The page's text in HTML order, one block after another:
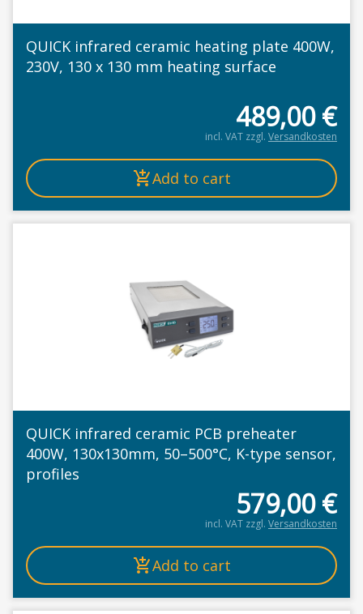
QUICK infrared ceramic heating plate 400W,
230V, 130 x 130 mm heating surface
489,00€
incl. VAT zzgl. Versandkosten
Add to cart
QUICK infrared ceramic PCB preheater
400W, 130x130mm, 50–500°C, K-type sensor,
profiles
579,00€
incl. VAT zzgl. Versandkosten
Add to cart